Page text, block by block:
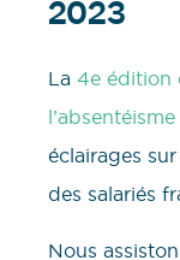
2023
La 4e édition
éclairages
des salariés
Nous